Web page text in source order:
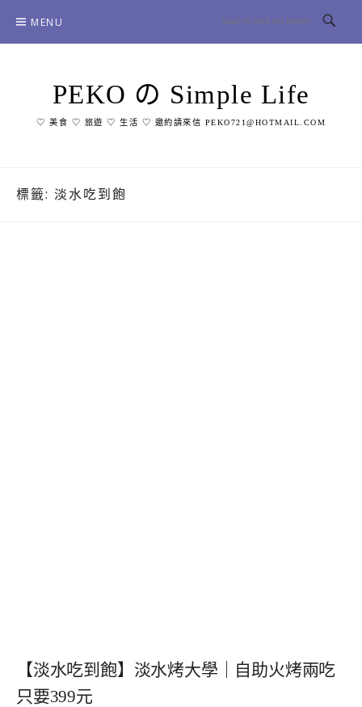
content
MENU
PEKO の Simple Life
♡ 美食 ♡ 旅遊 ♡ 生活 ♡ 邀約請來信 PEKO721@HOTMAIL.COM
標籤: 淡水吃到飽
【淡水吃到飽】淡水烤大學｜自助火烤兩吃
只要399元